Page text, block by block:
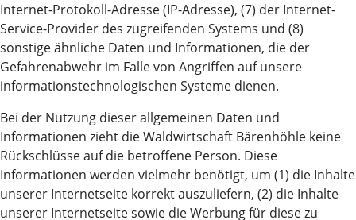
Internet-Protokoll-Adresse (IP-Adresse), (7) der Internet-
Service-Provider des zugreifenden Systems und (8)
sonstige ähnliche Daten und Informationen, die der
Gefahrenabwehr im Falle von Angriffen auf unsere
informationstechnologischen Systeme dienen.
Bei der Nutzung dieser allgemeinen Daten und
Informationen zieht die Waldwirtschaft Bärenhöhle keine
Rückschlüsse auf die betroffene Person. Diese
Informationen werden vielmehr benötigt, um (1) die Inhalte
unserer Internetseite korrekt auszuliefern, (2) die Inhalte
unserer Internetseite sowie die Werbung für diese zu